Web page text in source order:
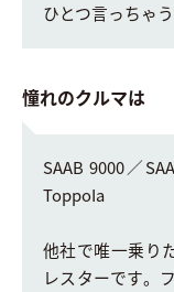
ひとつ言っちゃ
憧れのクルマは
SAAB 9000／
ToppoIa
他社で唯一乗り
レスターです。